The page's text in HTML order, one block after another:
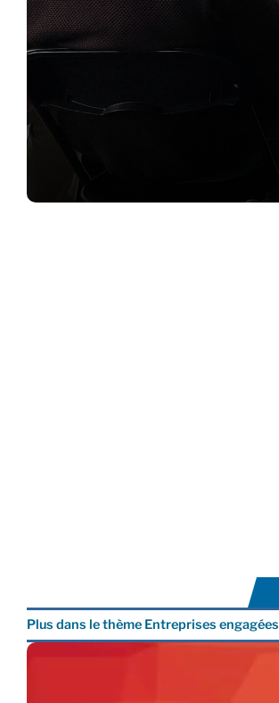
Plus dans le thème Entreprises engagées